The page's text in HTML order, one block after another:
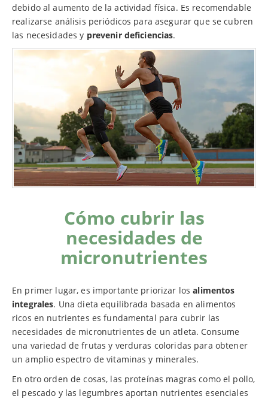
debido al aumento de la actividad física. Es recomendable
realizarse análisis periódicos para asegurar que se cubren
las necesidades y prevenir deficiencias.
Cómo cubrir las
necesidades de
micronutrientes
En primer lugar, es importante priorizar losalimentos
integrales. Una dieta equilibrada basada en alimentos
ricos en nutrientes es fundamental para cubrir las
necesidades de micronutrientes de un atleta. Consume
una variedad de frutas y verduras coloridas para obtener
un amplio espectro de vitaminas y minerales.
En otro orden de cosas, las proteínas magras como el pollo,
el pescado y las legumbres aportan nutrientes esenciales